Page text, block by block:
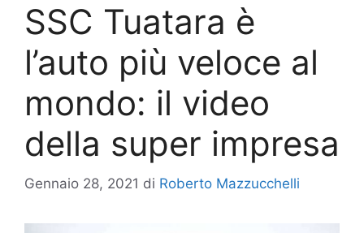
SSC Tuatara è
l’auto più veloce al
mondo: il video
della super impresa
Gennaio 28, 2021 di Roberto Mazzucchelli